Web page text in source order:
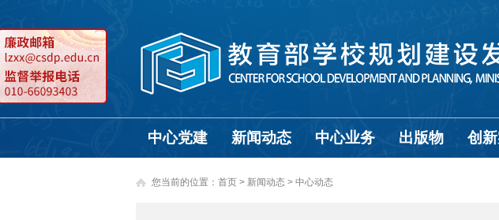
中心党建 新闻动态 中心业务 出版物 创
您当前的位置： 首页 > 新闻动态 > 中心动态